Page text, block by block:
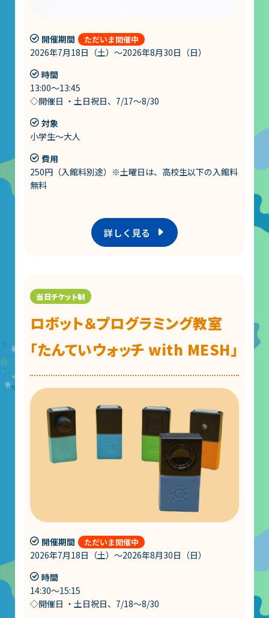
開催期間
2026年7月18日（土）～2026年8月30日（日）
時間
13:00～13:45
◇開催日 ・土日祝日、7/17～8/30
対象
小学生～大人
費用
250円（入館料別途）※土曜日は、高校生以下の入館料
無料
詳しく見る
ロボット＆プログラミング教室
「たんていウォッチ with MESH」
開催期間
2026年7月18日（土）～2026年8月30日（日）
時間
14:30～15:15
◇開催日 ・土日祝日、7/18～8/30